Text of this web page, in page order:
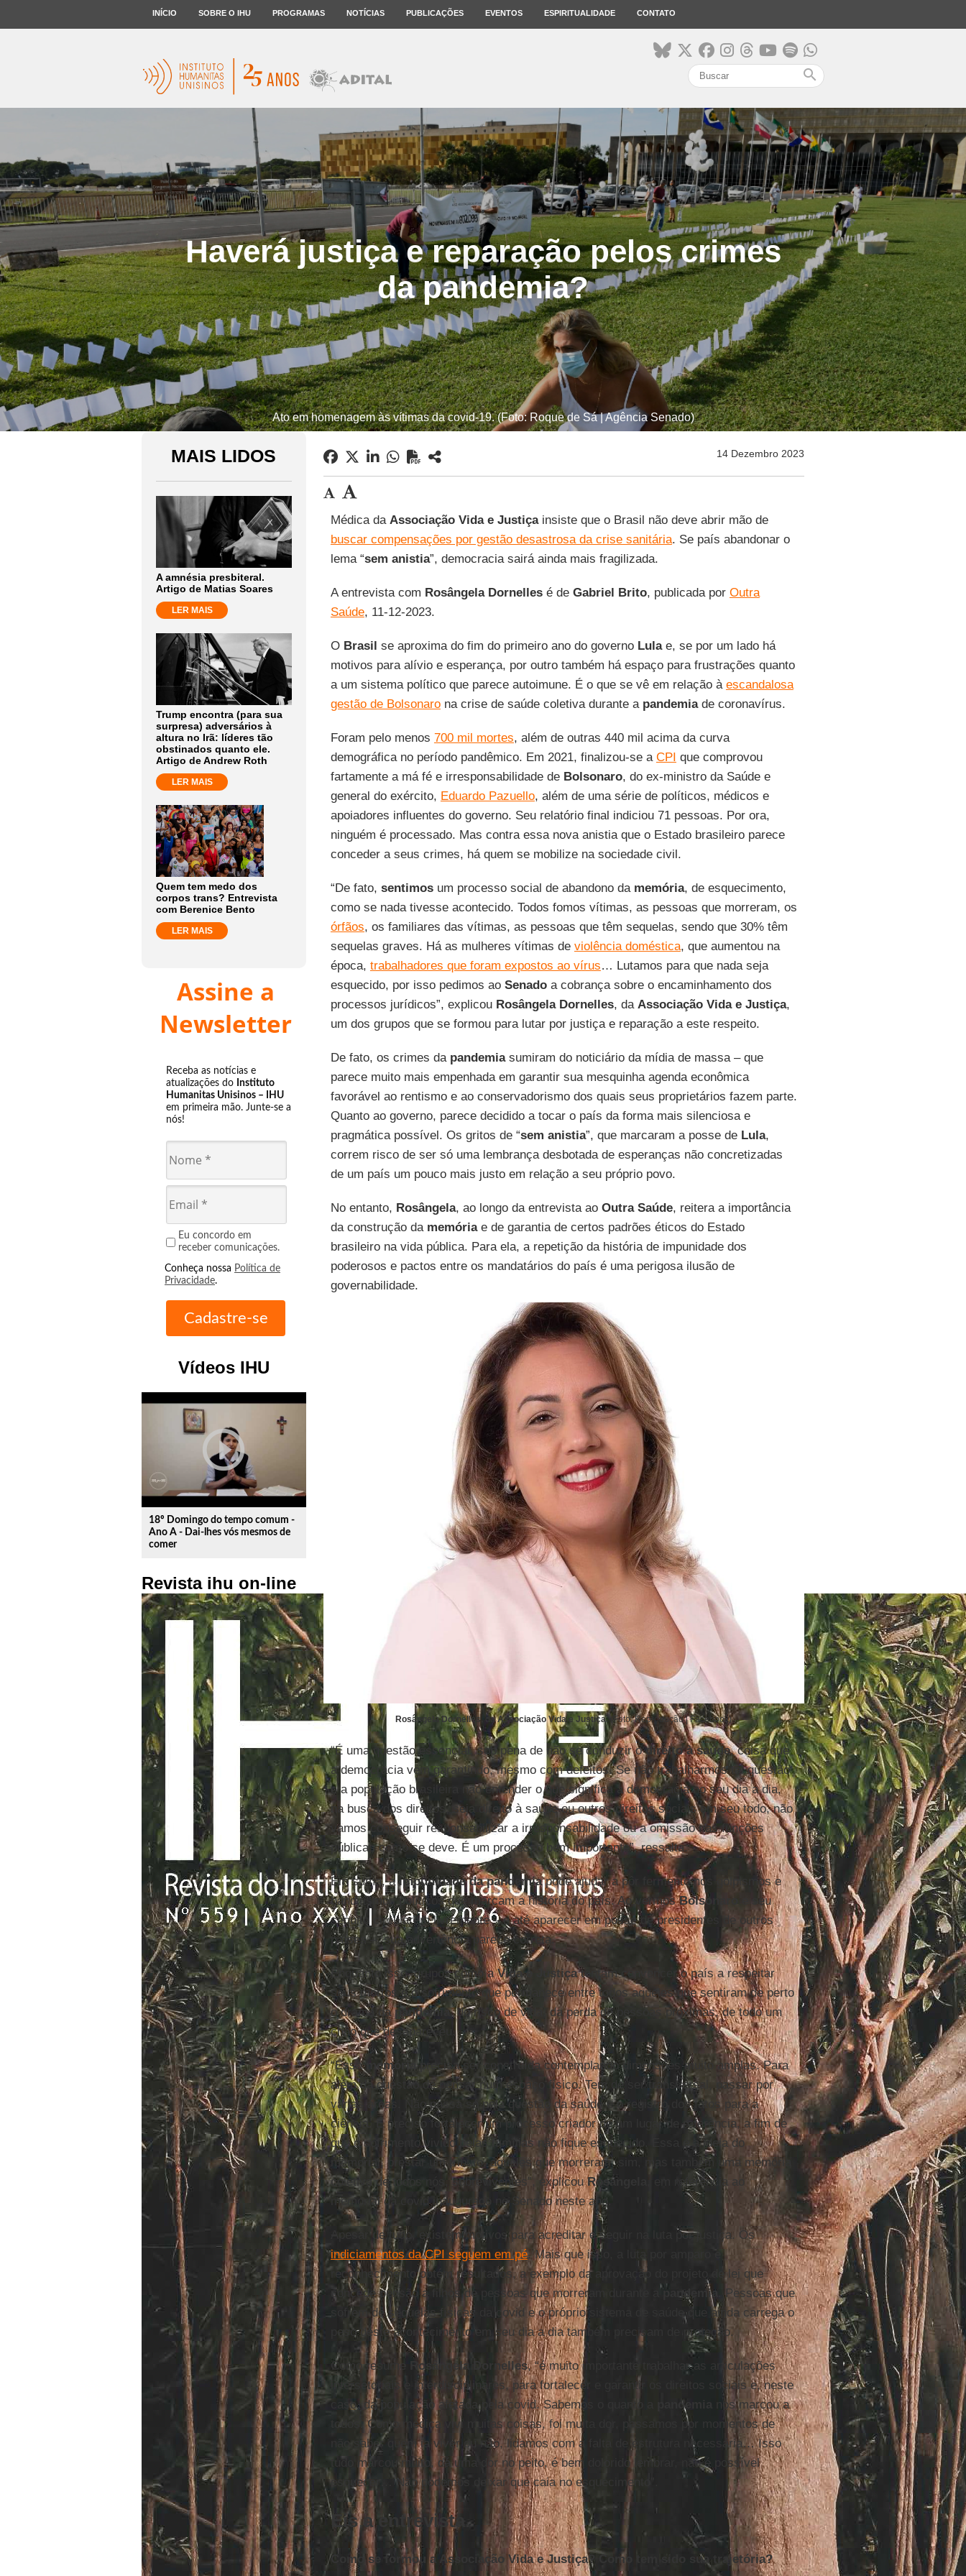
INÍCIO SOBRE O IHU PROGRAMAS NOTÍCIAS PUBLICAÇÕES EVENTOS ESPIRITUALIDADE CONTATO
search
Haverá justiça e reparação pelos crimes
da pandemia?
Ato em homenagem às vítimas da covid-19. (Foto: Roque de Sá | Agência Senado)
MAIS LIDOS
A amnésia presbiteral.
Artigo de Matias Soares
LER MAIS
Trump encontra (para sua
surpresa) adversários à
altura no Irã: líderes tão
obstinados quanto ele.
Artigo de Andrew Roth
LER MAIS
Quem tem medo dos
corpos trans? Entrevista
com Berenice Bento
LER MAIS
Assine a
Newsletter
Receba as notícias e
atualizações do Instituto
Humanitas Unisinos – IHU
em primeira mão. Junte-se a
nós!
Eu concordo em
receber comunicações.
Conheça nossa Política de
Privacidade.
Vídeos IHU
play_circle_outline
18º Domingo do tempo comum -
Ano A - Dai-lhes vós mesmos de
comer
Revista ihu on-line
14 Dezembro 2023
Médica da Associação Vida e Justiçainsiste que o Brasil não deve abrir mão de
buscar compensações por gestão desastrosa da crise sanitária. Se país abandonar o
lema “sem anistia”, democracia sairá ainda mais fragilizada.
A entrevista com Rosângela Dornellesé de Gabriel Brito, publicada por Outra
Saúde, 11-12-2023.
O Brasil se aproxima do fim do primeiro ano do governo Lulae, se por um lado há
motivos para alívio e esperança, por outro também há espaço para frustrações quanto
a um sistema político que parece autoimune. É o que se vê em relação à escandalosa
gestão de Bolsonarona crise de saúde coletiva durante a pandemiade coronavírus.
Foram pelo menos 700 mil mortes, além de outras 440 mil acima da curva
demográfica no período pandêmico. Em 2021, finalizou-se a CPI que comprovou
fartamente a má fé e irresponsabilidade de Bolsonaro, do ex-ministro da Saúde e
general do exército, Eduardo Pazuello, além de uma série de políticos, médicos e
apoiadores influentes do governo. Seu relatório final indiciou 71 pessoas. Por ora,
ninguém é processado. Mas contra essa nova anistia que o Estado brasileiro parece
conceder a seus crimes, há quem se mobilize na sociedade civil.
“De fato, sentimosum processo social de abandono da memória, de esquecimento,
como se nada tivesse acontecido. Todos fomos vítimas, as pessoas que morreram, os
órfãos, os familiares das vítimas, as pessoas que têm sequelas, sendo que 30% têm
sequelas graves. Há as mulheres vítimas de violência doméstica, que aumentou na
época, trabalhadores que foram expostos ao vírus… Lutamos para que nada seja
esquecido, por isso pedimos ao Senadoa cobrança sobre o encaminhamento dos
processos jurídicos”, explicou Rosângela Dornelles, da Associação Vida e Justiça,
um dos grupos que se formou para lutar por justiça e reparação a este respeito.
De fato, os crimes da pandemiasumiram do noticiário da mídia de massa – que
parece muito mais empenhada em garantir sua mesquinha agenda econômica
favorável ao rentismo e ao conservadorismo dos quais seus proprietários fazem parte.
Quanto ao governo, parece decidido a tocar o país da forma mais silenciosa e
pragmática possível. Os gritos de “sem anistia”, que marcaram a posse de Lula,
correm risco de ser só uma lembrança desbotada de esperanças não concretizadas
de um país um pouco mais justo em relação a seu próprio povo.
No entanto, Rosângela, ao longo da entrevista ao Outra Saúde, reitera a importância
da construção da memóriae de garantia de certos padrões éticos do Estado
brasileiro na vida pública. Para ela, a repetição da história de impunidade dos
poderosos e pactos entre os mandatários do país é uma perigosa ilusão de
governabilidade.
Rosângela Dornelles, da Associação Vida e Justiça.(Foto: Reprodução | Facebook)
“É uma questão essencial, sob pena de não se conduzir odireito à saúde, coisa que
a democracia vem garantindo, mesmo com defeitos. Se não trabalharmos tal questão
e a população brasileira não entender o que significa a democracia no seu dia a dia,
na busca dos direitos, seja direito à saúde ou outros direitos sociais em seu todo, não
vamos conseguir responsabilizar a irresponsabilidade ou a omissão nas funções
públicas como se deve. É um processo bem importante”, ressalta.
Em suma, aimpunidade da pandemiapode ajudar a pôr fermento nos golpismos e
banditismos políticos que marcam a história do país. Ao vermosBolsonaro
e seu
séquito circularem livremente – e até aparecer em posse de presidentes de outros
países –, sua advertência parece correta.
Enquanto isso, grupos como aVida e Justiçatentam convencer o país a respeitar
seus mortos e o sofrimento que permanece entre todos aqueles que sentiram de perto
o drama dapandemia, do risco de vida, da perda de pessoas próximas, de todo um
chão que desapareceu.
“Essamemória precisa ser construída contemplando dimensões muito amplas. Para
além da questão de pensar num espaço físico. Tem de ser transversal, passar por
várias áreas. Não passa só pela questão da saúde e o registro dos fatos para a
ciência. É preciso fortalecer um processo criador de um lugar de referência, a fim de
que o sofrimento vivido pelas famílias não fique esquecido. Essa é a ideia do
memorial, prestar um tributo, àqueles que morreram, sim, mas também uma memória
coletiva de todos nós, sobreviventes”, explicouRosângela
, em referência ao
memorial da covid inaugurado no Senado neste ano.
Apesar de tudo, existem motivos para acreditar e seguir na luta por justiça. Os
indiciamentos da CPI seguem em pé. Mais que isso, a luta por amparo e
reconhecimento obtém resultados, a exemplo da aprovação do projeto de lei que
concede pensão a filhos de pessoas que morreram durante a pandemia
. Pessoas que
sofrem de sequelas físicas da covid e o próprio sistema de saúde que ainda carrega o
peso deste acontecimento em seu dia a dia também precisam de proteção.
Como resume Rosângela Dornelles, “é muito importante trabalhar as articulações
intersetoriais e interdisciplinares, para fortalecer e garantir os direitos sociais e, neste
caso, da população afetada pela covid. Sabemos o quanto a
pandemia
nos marcou a
todos. Como médica vivi muitas coisas, foi muita dor, passamos por momentos de
não saber quem ia viver ou não, lidamos com a falta de estrutura necessária… Isso
tudo marcou muito, dá uma dor no peito, é bem dolorido lembrar, não é possível
esquecer… Não podemos deixar que caia no esquecimento”.
Eis a entrevista.
Como se formou a Associação Vida e Justiça? Como tem sido sua trajetória?